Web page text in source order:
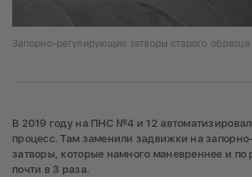
Запорно-регулирующие затворы старого
В 2019 году на ПНС №4 и 12
процесс. Там заменили задвижки на
затворы, которые намного маневреннее и
почти в 3 раза.